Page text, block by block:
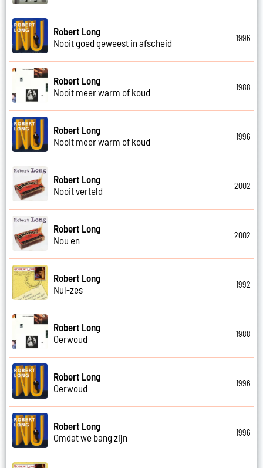
Robert Long
Nooit goed geweest in afscheid
1996
Robert Long
Nooit meer warm of koud
1988
Robert Long
Nooit meer warm of koud
1996
Robert Long
Nooit verteld
2002
Robert Long
Nou en
2002
Robert Long
Nul-zes
1992
Robert Long
Oerwoud
1988
Robert Long
Oerwoud
1996
Robert Long
Omdat we bang zijn
1996